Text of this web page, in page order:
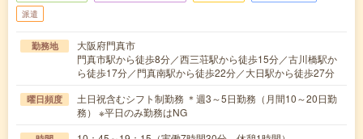
派遣
勤務地
大阪府門真市
門真市駅から徒歩8分／西三荘駅から徒歩15分／古川橋駅か
ら徒歩17分／門真南駅から徒歩22分／大日駅から徒歩27分
曜日頻度
土日祝含むシフト制勤務 ＊週3～5日勤務（月間10～20日勤
務） ※平日のみ勤務はNG